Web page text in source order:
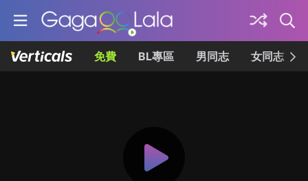
免費 BL專區 男同志 女同志